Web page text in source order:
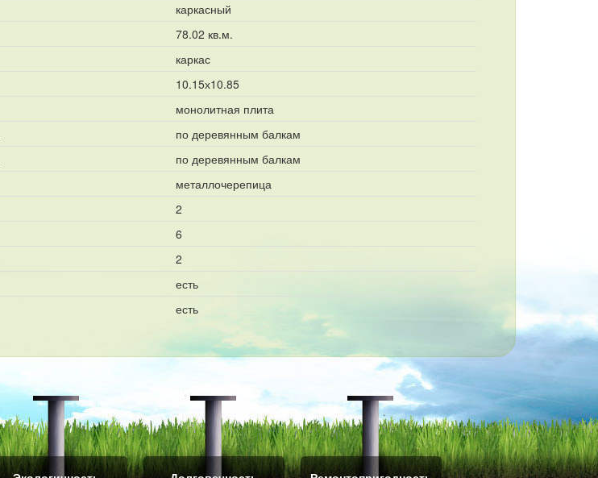
каркасный
78.02 кв.м.
каркас
10.15х10.85
монолитная плита
по деревянным балкам
по деревянным балкам
металлочерепица
2
6
2
есть
есть